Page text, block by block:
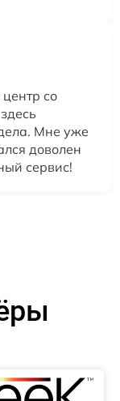
со
Мне уже
доволен
сервис!